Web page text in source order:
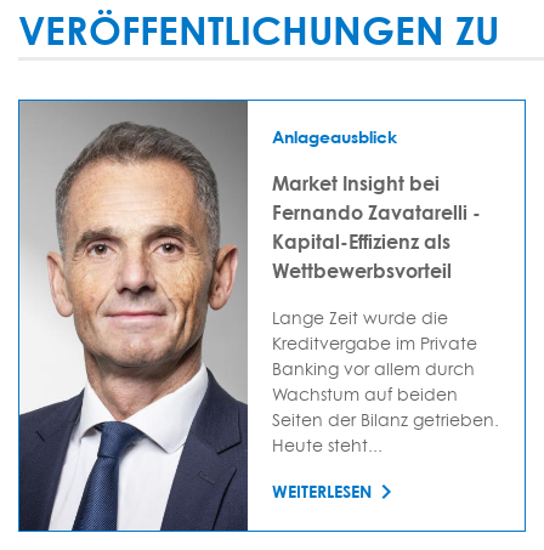
VERÖFFENTLICHUNGEN ZU
Anlageausblick
Market Insight bei
Fernando Zavatarelli -
Kapital-Effizienz als
Wettbewerbsvorteil
Lange Zeit wurde die
Kreditvergabe im Private
Banking vor allem durch
Wachstum auf beiden
Seiten der Bilanz getrieben.
Heute steht...
WEITERLESEN